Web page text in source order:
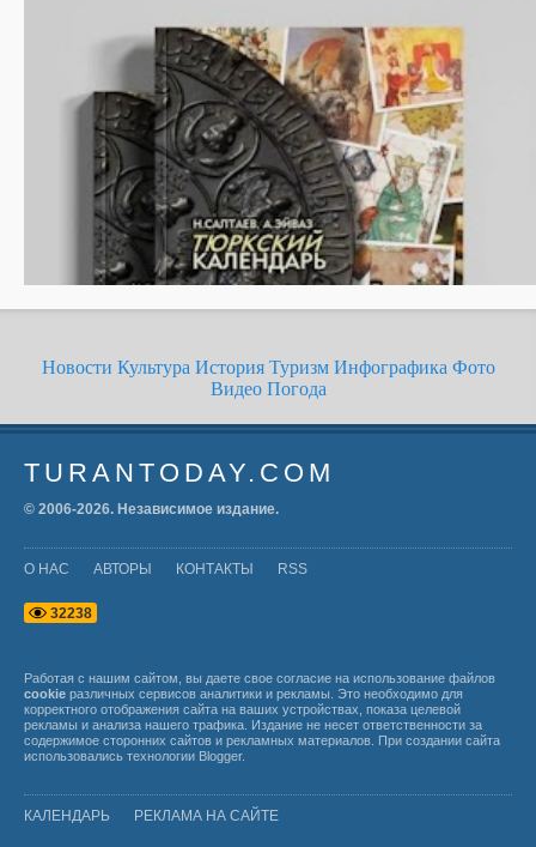
Новости Культура История Туризм Инфографика Фото
Видео Погода
TURANTODAY.COM
© 2006-2026. Независимое издание.
О НАС АВТОРЫ КОНТАКТЫ RSS
32238
Работая с нашим сайтом, вы даете свое согласие на использование файлов
cookie различных сервисов аналитики и рекламы. Это необходимо для
корректного отображения сайта на ваших устройствах, показа целевой
рекламы и анализа нашего трафика. Издание не несет ответственности за
содержимое сторонних сайтов и рекламных материалов. При создании сайта
использовались технологии Blogger.
КАЛЕНДАРЬ РЕКЛАМА НА САЙТЕ